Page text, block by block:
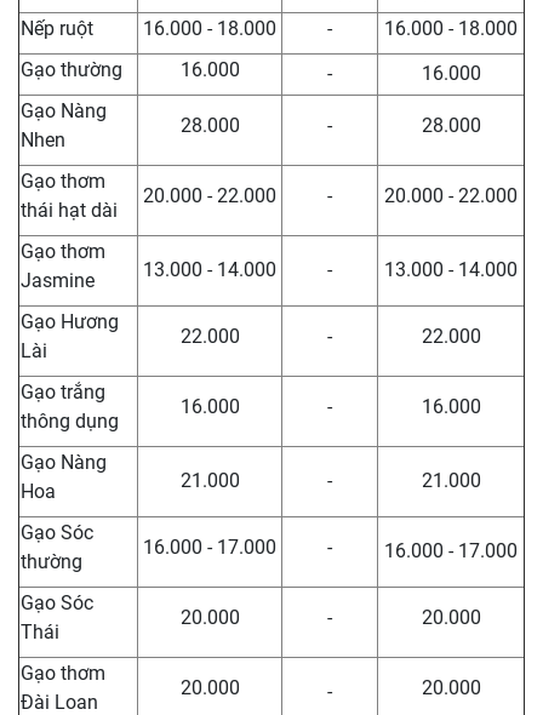
Nếp ruột
16.000 - 18.000 -
16.000 - 18.000
Gạo thường
16.000 -
16.000
Gạo Nàng
Nhen
28.000 - 28.000
Gạo thơm
thái hạt dài
20.000 - 22.000 - 20.000 - 22.000
Gạo thơm
Jasmine
13.000 - 14.000 - 13.000 - 14.000
Gạo Hương
Lài
22.000 - 22.000
Gạo trắng
thông dụng
16.000 - 16.000
Gạo Nàng
Hoa
21.000 - 21.000
Gạo Sóc
thường
16.000 - 17.000 - 16.000 - 17.000
Gạo Sóc
Thái
20.000 - 20.000
Gạo thơm
Đài Loan
20.000 - 20.000